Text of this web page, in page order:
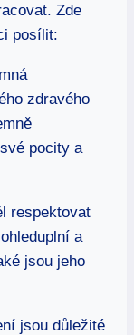
Zde
posílit:
zdravého
pocity a
respektovat
a
jsou jeho
jsou důležité